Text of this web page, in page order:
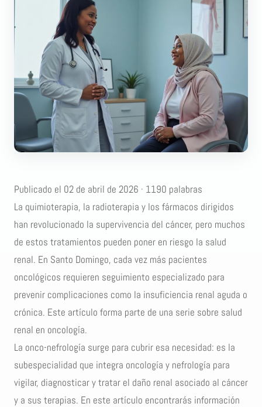
Publicado el 02 de abril de 2026 · 1190 palabras
La quimioterapia, la radioterapia y los fármacos dirigidos
han revolucionado la supervivencia del cáncer, pero muchos
de estos tratamientos pueden poner en riesgo la salud
renal. En Santo Domingo, cada vez más pacientes
oncológicos requieren seguimiento especializado para
prevenir complicaciones como la insuficiencia renal aguda o
crónica. Este artículo forma parte de una serie sobre salud
renal en oncología.
La onco-nefrología surge para cubrir esa necesidad: es la
subespecialidad que integra oncología y nefrología para
vigilar, diagnosticar y tratar el daño renal asociado al cáncer
y a sus terapias. En este artículo encontrarás información